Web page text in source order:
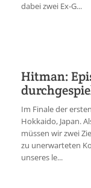
dabei zwei Ex-G...
Hitman:
Im Finale der
Hokkaido, Japan.
müssen wir zwei
zu unerwarteten
unseres le...